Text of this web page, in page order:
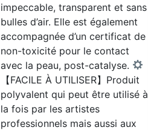
impeccable, transparent et sans
bulles d’air. Elle est également
accompagnée d’un certificat de
non-toxicité pour le contact
avec la peau, post-catalyse.
【FACILE À UTILISER】Produit
polyvalent qui peut être utilisé à
la fois par les artistes
professionnels mais aussi aux